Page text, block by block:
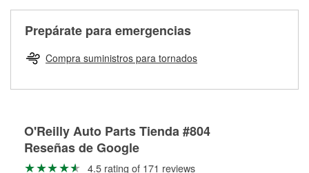
partes de reemplazo correctas para tu reparación.
Rectificación de tambores y discos de freno
Prepárate para emergencias
Compra suministros para tornados
O'Reilly Auto Parts Tienda #804
Reseñas de Google
4.5 rating of 171 reviews